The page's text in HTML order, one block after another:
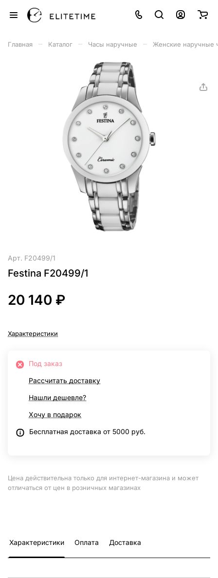
Главная Каталог Часы наручные Женские наручные
Арт. F20499/1
Festina F20499/1
20 140 ₽
Характеристики
Под заказ
Рассчитать доставку
Нашли дешевле?
Хочу в подарок
Бесплатная доставка от 5000 руб.
Цена действительна только для интернет-магазина и может
отличаться от цен в розничных магазинах
Характеристики Оплата Доставка